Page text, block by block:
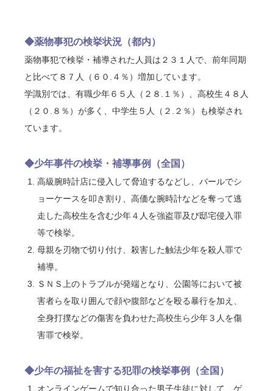
◆薬物事犯の検挙状況（都内）
薬物事犯で検挙・補導された人員は２３１人で、前年同期
と比べて８７人（６０.４％）増加しています。
学識別では、有職少年６５人（２８.１％）、高校生４８人
（２０.８％）が多く、中学生５人（２.２％）も検挙され
ています。
◆少年事件の検挙・補導事例（全国）
高級腕時計店に侵入して脅迫するなどし、バールでシ
ョーケースを叩き割り、高価な腕時計などを奪って逃
走した高校生を含む少年４人を強盗罪及び邸宅侵入罪
等で検挙。
母親を刃物で切り付け、殺害した触法少年を殺人罪で
補導。
ＳＮＳ上のトラブルが発端となり、公園等において被
害者らを取り囲んで顔や腹部などを殴る暴行を加え、
全身打撲などの傷害を負わせた高校生ら少年３人を傷
害罪で検挙。
◆少年の福祉を害する犯罪の検挙事例（全国）
オンラインゲームで知り合った男子生徒に対して、ゲ